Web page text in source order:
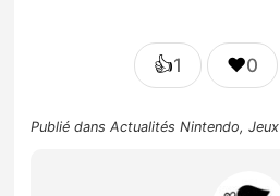
👍1 ❤️0
Publié dansActualités Nintendo,Jeux